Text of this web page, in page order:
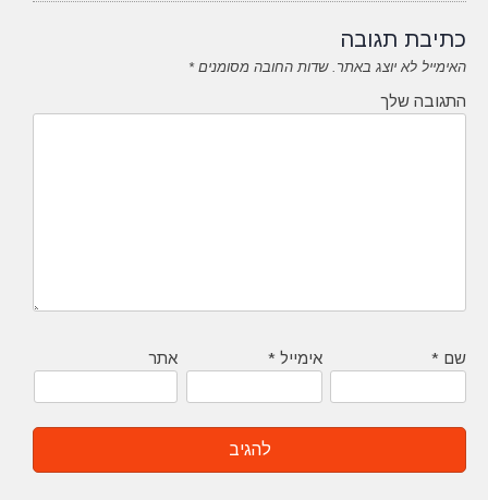
כתיבת תגובה
האימייל לא יוצג באתר. שדות החובה מסומנים*
התגובה שלך
שם * אימייל * אתר